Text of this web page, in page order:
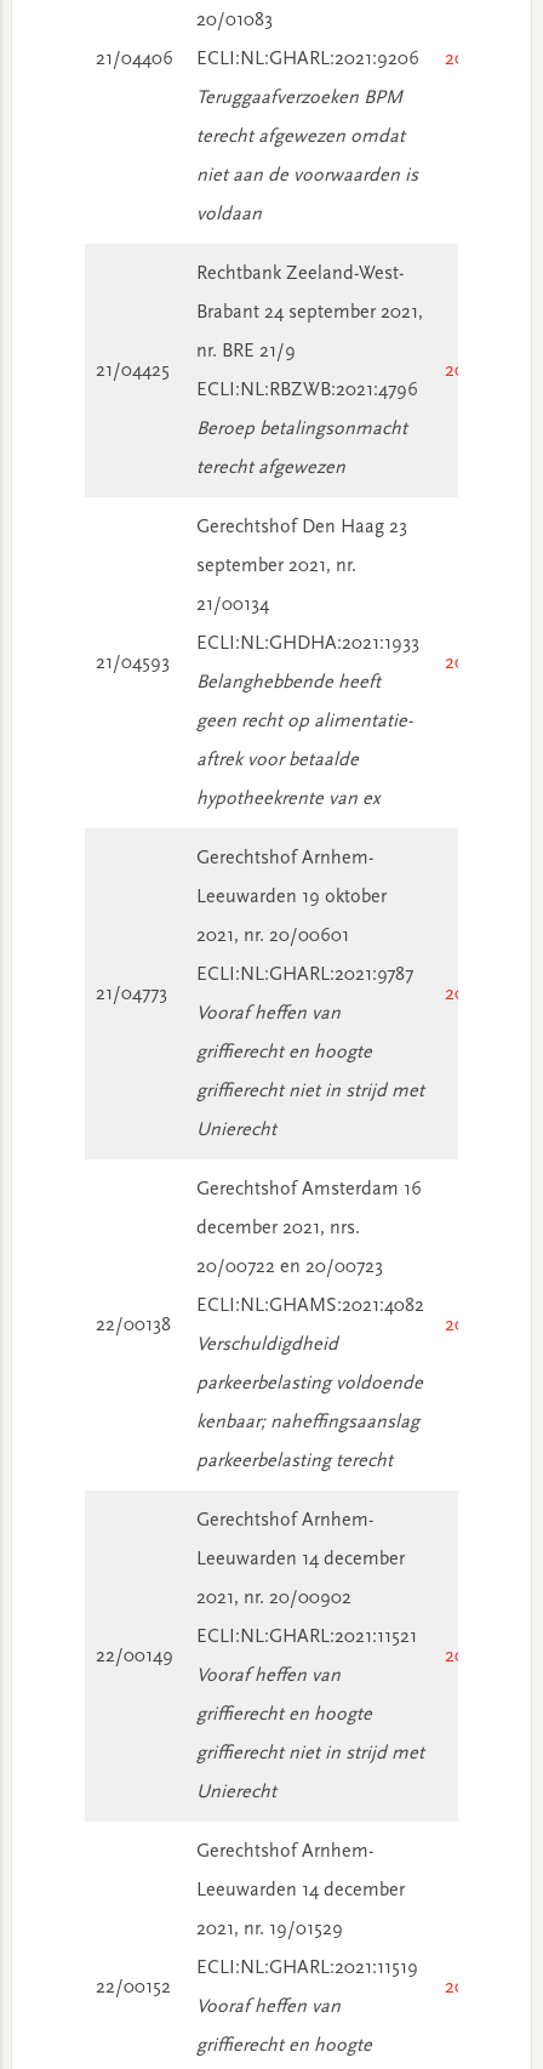
21/04406
20/01083
ECLI:NL:GHARL:2021:9206
Teruggaafverzoeken BPM
terecht afgewezen omdat
niet aan de voorwaarden is
voldaan
2021/3437
21/04425
Rechtbank Zeeland-West-
Brabant 24 september 2021,
nr. BRE 21/9
ECLI:NL:RBZWB:2021:4796
Beroep betalingsonmacht
terecht afgewezen
2021/3352
21/04593
Gerechtshof Den Haag 23
september 2021, nr.
21/00134
ECLI:NL:GHDHA:2021:1933
Belanghebbende heeft
geen recht op alimentatie-
aftrek voor betaalde
hypotheekrente van ex
2021/3640
21/04773
Gerechtshof Arnhem-
Leeuwarden 19 oktober
2021, nr. 20/00601
ECLI:NL:GHARL:2021:9787
Vooraf heffen van
griffierecht en hoogte
griffierecht niet in strijd met
Unierecht
2021/3833
22/00138
Gerechtshof Amsterdam 16
december 2021, nrs.
20/00722 en 20/00723
ECLI:NL:GHAMS:2021:4082
Verschuldigdheid
parkeerbelasting voldoende
kenbaar; naheffingsaanslag
parkeerbelasting terecht
2022/362
22/00149
Gerechtshof Arnhem-
Leeuwarden 14 december
2021, nr. 20/00902
ECLI:NL:GHARL:2021:11521
Vooraf heffen van
griffierecht en hoogte
griffierecht niet in strijd met
Unierecht
2022/185
22/00152
Gerechtshof Arnhem-
Leeuwarden 14 december
2021, nr. 19/01529
ECLI:NL:GHARL:2021:11519
Vooraf heffen van
griffierecht en hoogte
2022/187